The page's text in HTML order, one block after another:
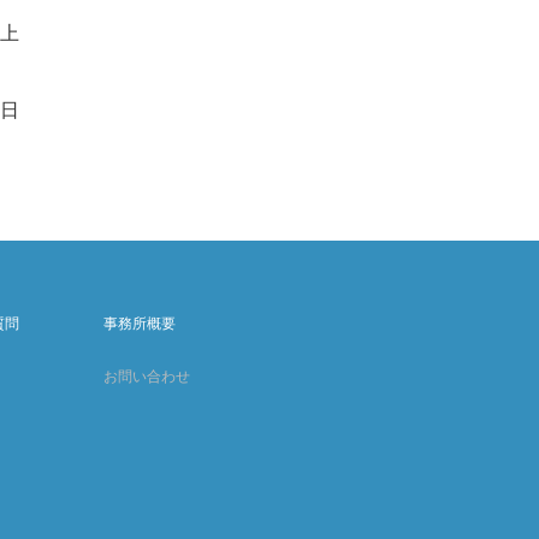
問 事務所概要
お問い合わせ